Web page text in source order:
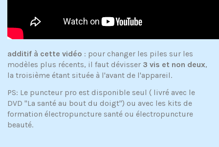
additif à cette vidéo : pour changer les piles sur les
modèles plus récents, il faut dévisser 3 vis et non deux,
la troisième étant située à l'avant de l'appareil.
PS: Le puncteur pro est disponible seul ( livré avec le
DVD "La santé au bout du doigt") ou avec les kits de
formation électropuncture santé ou électropuncture
beauté.